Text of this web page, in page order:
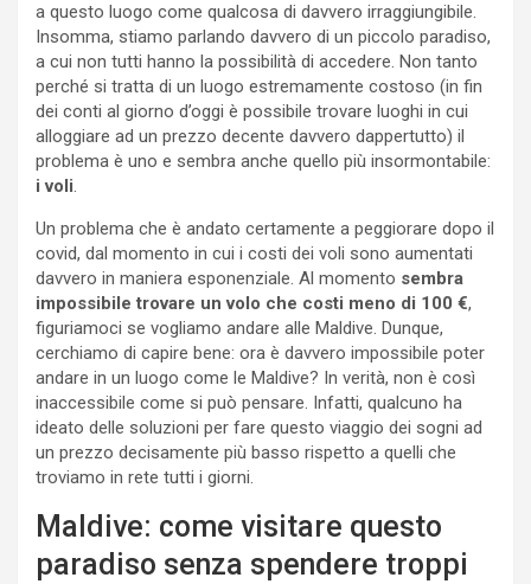
a questo luogo come qualcosa di davvero irraggiungibile.
Insomma, stiamo parlando davvero di un piccolo paradiso,
a cui non tutti hanno la possibilità di accedere. Non tanto
perché si tratta di un luogo estremamente costoso (in fin
dei conti al giorno d’oggi è possibile trovare luoghi in cui
alloggiare ad un prezzo decente davvero dappertutto) il
problema è uno e sembra anche quello più insormontabile:
i voli.
Un problema che è andato certamente a peggiorare dopo il
covid, dal momento in cui i costi dei voli sono aumentati
davvero in maniera esponenziale. Al momento sembra
impossibile trovare un volo che costi meno di 100 €,
figuriamoci se vogliamo andare alle Maldive. Dunque,
cerchiamo di capire bene: ora è davvero impossibile poter
andare in un luogo come le Maldive? In verità, non è così
inaccessibile come si può pensare. Infatti, qualcuno ha
ideato delle soluzioni per fare questo viaggio dei sogni ad
un prezzo decisamente più basso rispetto a quelli che
troviamo in rete tutti i giorni.
Maldive: come visitare questo
paradiso senza spendere troppi